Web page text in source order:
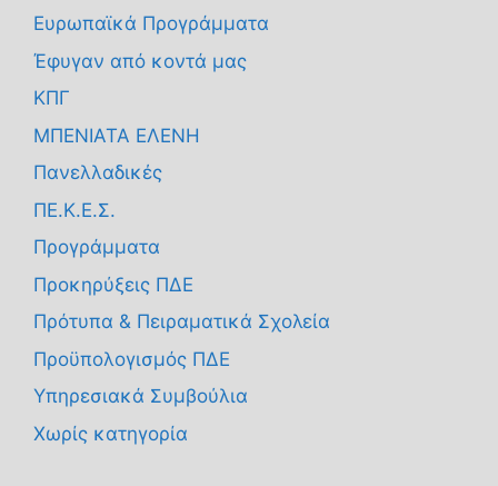
Ευρωπαϊκά Προγράμματα
Έφυγαν από κοντά μας
ΚΠΓ
ΜΠΕΝΙΑΤΑ ΕΛΕΝΗ
Πανελλαδικές
ΠΕ.Κ.Ε.Σ.
Προγράμματα
Προκηρύξεις ΠΔΕ
Πρότυπα & Πειραματικά Σχολεία
Προϋπολογισμός ΠΔΕ
Υπηρεσιακά Συμβούλια
Χωρίς κατηγορία